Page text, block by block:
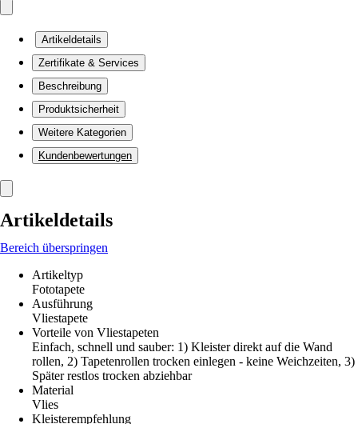
Artikeldetails
Zertifikate & Services
Beschreibung
Produktsicherheit
Weitere Kategorien
Kundenbewertungen
Artikeldetails
Bereich überspringen
Artikeltyp
Fototapete
Ausführung
Vliestapete
Vorteile von Vliestapeten
Einfach, schnell und sauber: 1) Kleister direkt auf die Wand
rollen, 2) Tapetenrollen trocken einlegen - keine Weichzeiten, 3)
Später restlos trocken abziehbar
Material
Vlies
Kleisterempfehlung